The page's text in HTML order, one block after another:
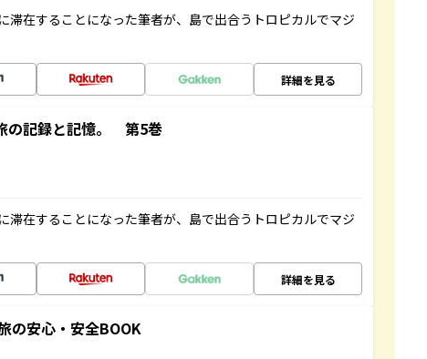
滞在することになった筆者が、島で出合うトロピカルでマジ
詳細を見る
の記録と記憶。 第5巻
滞在することになった筆者が、島で出合うトロピカルでマジ
詳細を見る
の安心・安全BOOK